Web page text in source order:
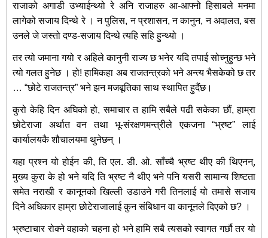
राजाको अगाडी उभ्याईन्थ्यो रे अनि राजाहरु आ-आफ्नो हिसाबले मनमा
लागेको सजाय दिन्थे रे । न पुलिस, न प्रशासन, न कानुन, न अदालत, बस
उनले जे जस्तो दण्ड-सजाय दिन्थे त्यहि सहि हुन्थ्यो ।
तर त्यो जमाना गयो र अहिले कानुनी राज्य छ भनेर यदि तपाई सोच्नुहुन्छ भने
त्यो गलत हुनेछ । हो! हामिकहा अब राजतन्त्रको भने अन्त्य भैसकेको छ तर
… “छोटे राजतन्त्र” भने झन मजबूतिका साथ स्थापित हुदैंछ।
कुरो केहि दिन अघिको हो, समाचार त हामि सबैले पढी सकेका छौं, हाम्रा
छोटेराजा अर्थात वन तथा भू-संरक्षणमन्त्रीले एकजना “भ्रष्ट” लाई
कार्यालयकै शौचालयमा थुनेछन् ।
यहा प्रश्न यो होईन की, ति एल. डी. ओ. साँच्चै भ्रष्ट थीए की थिएनन्,
मुख्य कुरा के हो भने यदि ति भ्रष्ट नै थीए भने पनि यसरी सामान्य शिष्टता
समेत नराखी र कानूनको खिल्ली उडाउने गरी तिनलाई यो तमासे सजाय
दिने अधिकार हाम्रा छोटेराजालाई कुन संबिधान वा कानूनले दिएको छ? ।
भ्रष्टाचार रोक्ने वहाको चहना हो भने हामि सबै त्यसको स्वागत गर्छौ तर यो